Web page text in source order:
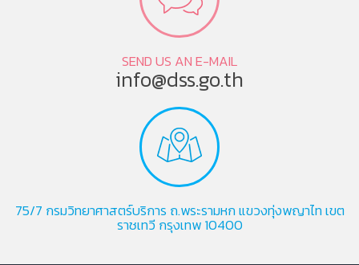
SEND US AN E-MAIL
info@dss.go.th
75/7 กรมวิทยาศาสตร์บริการ ถ.พระรามหก แขวงทุ่งพญาไท เขต
ราชเทวี กรุงเทพ 10400